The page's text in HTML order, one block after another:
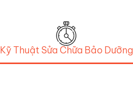
Kỹ Thuật Sửa Chữa Bảo Dưỡng